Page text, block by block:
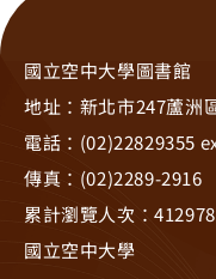
國立空中大學圖書館
地址：新北市247蘆洲
電話：(02)22829355
傳真：(02)2289-2916
累計瀏覽人次：
國立空中大學